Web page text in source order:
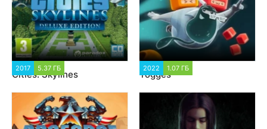
2017 5.37 ГБ
Cities: Skylines
2022 1.07 ГБ
Togges